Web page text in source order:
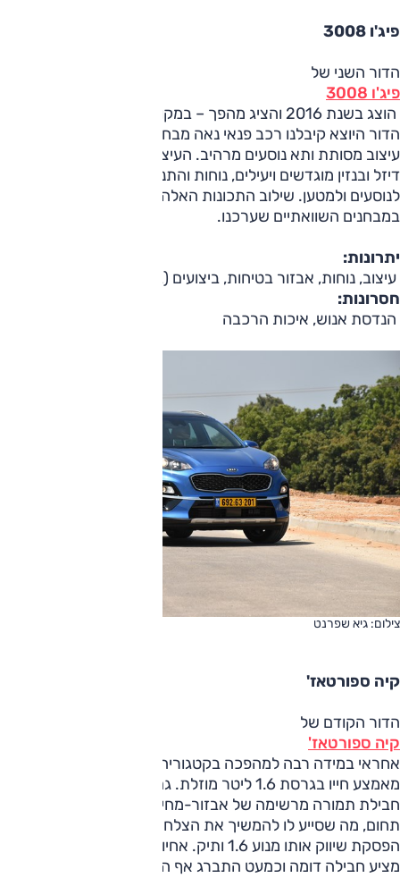
פיג'ו 3008
הדור השני של
פיג'ו 3008
הוצג בשנת 2016 והציג מהפך – במקום המראה המיניוואני של
הדור היוצא קיבלנו רכב פנאי נאה מבחוץ ומרשים מבפנים, בזכות
עיצוב מסותת ותא נוסעים מרהיב. העיצוב מגובה במגוון מנועי
דיזל ובנזין מוגדשים ויעילים, נוחות והתנהגות טובים ומרחב ראוי
לנוסעים ולמטען. שילוב התכונות האלה הפך אותו למנצח סדרתי
במבחנים השוואתיים שערכנו.
יתרונות:
עיצוב, נוחות, אבזור בטיחות, ביצועים (בנזין), חסכון (דיזל)
חסרונות:
הנדסת אנוש, איכות הרכבה
צילום: גיא שפרנט
קיה ספורטאז'
הדור הקודם של
קיה ספורטאז'
אחראי במידה רבה למהפכה בקטגוריה בישראל, לאחר שהוצע
מאמצע חייו בגרסת 1.6 ליטר מוזלת. גם הדור הנוכחי מציע
חבילת תמורה מרשימה של אבזור-מחיר ומבצע היטב כמעט בכל
תחום, מה שסייע לו להמשיך את הצלחת המכירות אפילו לאחר
הפסקת שיווק אותו מנוע 1.6 ותיק. אחיו התאום, יונדאי טוסון,
מציע חבילה דומה וכמעט התברג אף הוא לחמישייה.